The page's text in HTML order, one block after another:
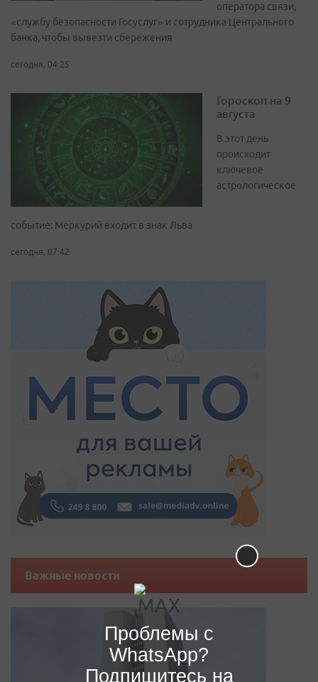
оператора связи,
«службу безопасности Госуслуг» и сотрудника Центрального
банка, чтобы вывезти сбережения
сегодня, 04:25
Гороскоп на 9
августа
В этот день
происходит
ключевое
астрологическое
событие: Меркурий входит в знак Льва
сегодня, 07:42
Важные новости
Проблемы с
WhatsApp?
Подпишитесь на